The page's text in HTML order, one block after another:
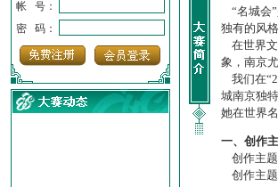
帐 号：
密 码：
“名城会
独有的风
在世界文
象，南京
我们在
城南京独
她在世界
一、创作
创作主题
创作主题